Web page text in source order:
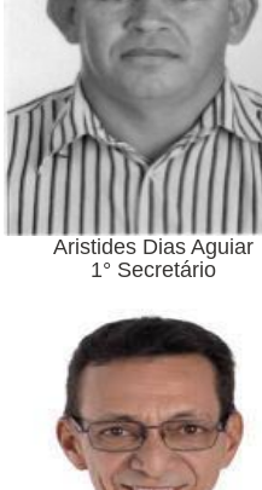
Aristides Dias Aguiar
1° Secretário